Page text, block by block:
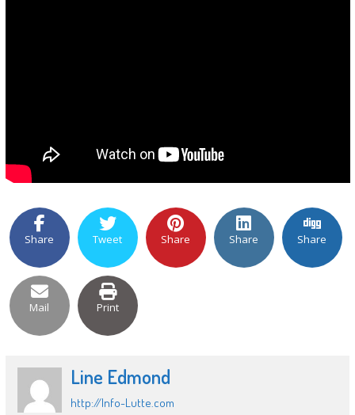
Share Tweet Share Share Share
Mail Print
Line Edmond
http://Info-Lutte.com